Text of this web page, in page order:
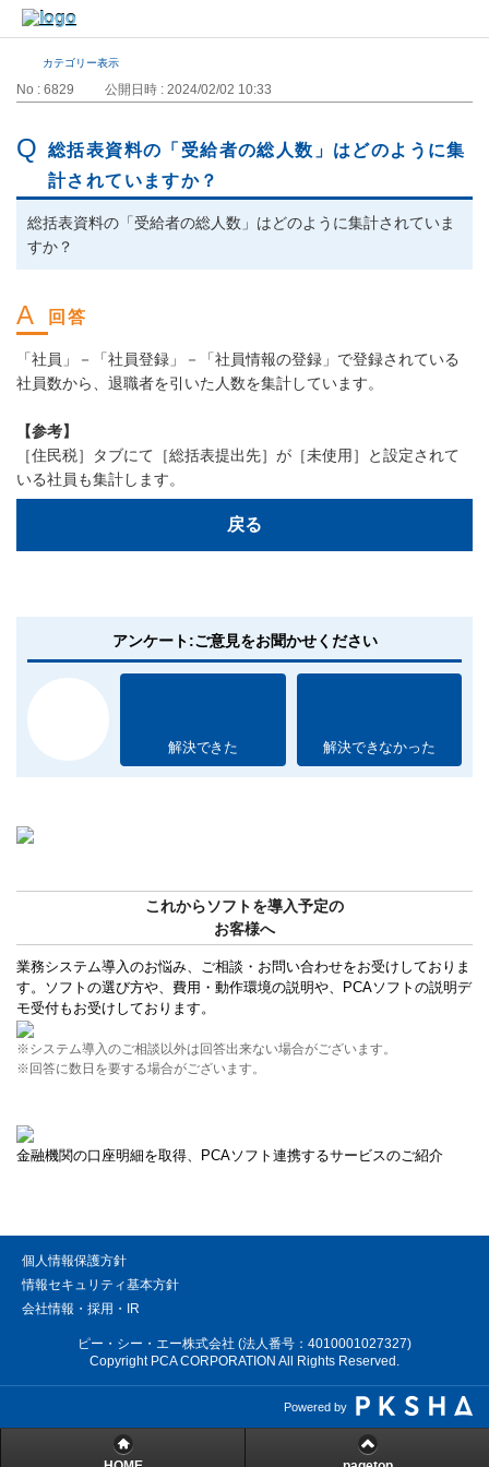
カテゴリー表示
No : 6829 公開日時 : 2024/02/02 10:33
総括表資料の「受給者の総人数」はどのように集
計されていますか？
総括表資料の「受給者の総人数」はどのように集計されていま
すか？
「社員」－「社員登録」－「社員情報の登録」で登録されている
社員数から、退職者を引いた人数を集計しています。
【参考】
［住民税］タブにて［総括表提出先］が［未使用］と設定されて
いる社員も集計します。
戻る
アンケート:ご意見をお聞かせください
解決できた 解決できなかった
これからソフトを導入予定の
お客様へ
業務システム導入のお悩み、ご相談・お問い合わせをお受けしておりま
す。ソフトの選び方や、費用・動作環境の説明や、PCAソフトの説明デ
モ受付もお受けしております。
※システム導入のご相談以外は回答出来ない場合がございます。
※回答に数日を要する場合がございます。
金融機関の口座明細を取得、PCAソフト連携するサービスのご紹介
個人情報保護方針
情報セキュリティ基本方針
会社情報・採用・IR
ピー・シー・エー株式会社 (法人番号：4010001027327)
Copyright PCA CORPORATION All Rights Reserved.
Powered by